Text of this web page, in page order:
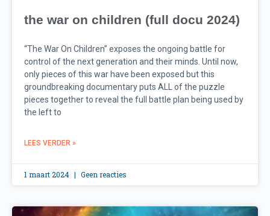
the war on children (full docu 2024)
“The War On Children” exposes the ongoing battle for
control of the next generation and their minds. Until now,
only pieces of this war have been exposed but this
groundbreaking documentary puts ALL of the puzzle
pieces together to reveal the full battle plan being used by
the left to
LEES VERDER »
1 maart 2024 Geen reacties